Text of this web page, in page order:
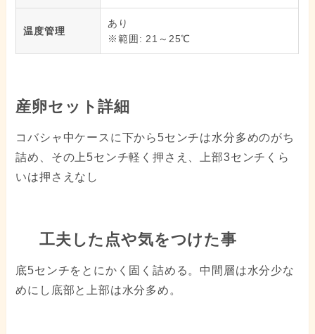
温度管理
あり
※範囲: 21～25℃
産卵セット詳細
コバシャ中ケースに下から5センチは水分多めのがち
詰め、その上5センチ軽く押さえ、上部3センチくら
いは押さえなし
工夫した点や気をつけた事
底5センチをとにかく固く詰める。中間層は水分少な
めにし底部と上部は水分多め。